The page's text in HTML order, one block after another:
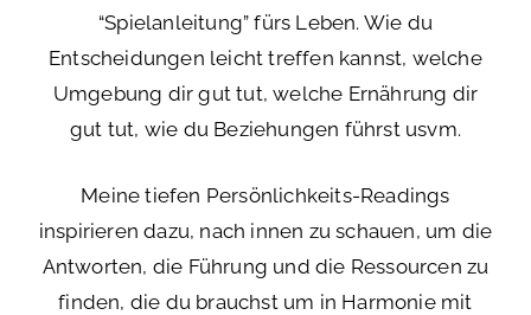
“Spielanleitung” fürs Leben. Wie du
Entscheidungen leicht treffen kannst, welche
Umgebung dir gut tut, welche Ernährung dir
gut tut, wie du Beziehungen führst usvm.
Meine tiefen Persönlichkeits-Readings
inspirieren dazu, nach innen zu schauen, um die
Antworten, die Führung und die Ressourcen zu
finden, die du brauchst um in Harmonie mit